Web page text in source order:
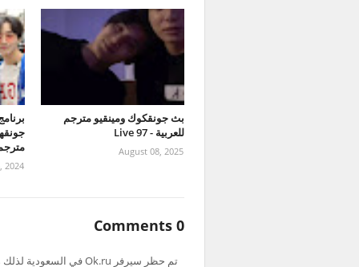
بث جونقكوك ومينقيو مترجم
للعربية - 97 Live
August 08, 2025
2024
0 Comments